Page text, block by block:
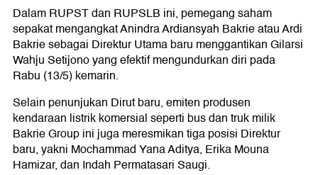
Dalam RUPST dan RUPSLB ini, pemegang saham
sepakat mengangkat Anindra Ardiansyah Bakrie atau Ardi
Bakrie sebagai Direktur Utama baru menggantikan Gilarsi
Wahju Setijono yang efektif mengundurkan diri pada
Rabu (13/5) kemarin.
Selain penunjukan Dirut baru, emiten produsen
kendaraan listrik komersial seperti bus dan truk milik
Bakrie Group ini juga meresmikan tiga posisi Direktur
baru, yakni Mochammad Yana Aditya, Erika Mouna
Hamizar, dan Indah Permatasari Saugi.